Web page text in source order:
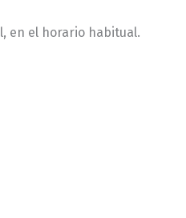
en el horario habitual.